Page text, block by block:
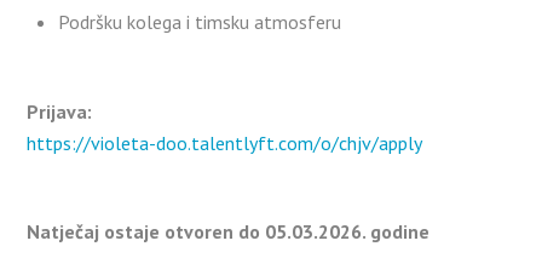
Podršku kolega i timsku atmosferu
Prijava:
https://violeta-doo.talentlyft.com/o/chjv/apply
Natječaj ostaje otvoren do 05.03.2026. godine